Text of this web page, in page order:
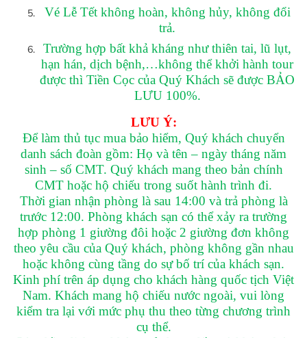
Vé Lễ Tết không hoàn, không hủy, không đổi
trả.
Trường hợp bất khả kháng như thiên tai, lũ lụt,
hạn hán, dịch bệnh,…không thể khởi hành tour
được thì Tiền Cọc của Quý Khách sẽ được BẢO
LƯU 100%.
LƯU Ý:
Để làm thủ tục mua bảo hiểm, Quý khách chuyển
danh sách đoàn gồm: Họ và tên – ngày tháng năm
sinh – số CMT. Quý khách mang theo bản chính
CMT hoặc hộ chiếu trong suốt hành trình đi.
Thời gian nhận phòng là sau 14:00 và trả phòng là
trước 12:00. Phòng khách sạn có thể xảy ra trường
hợp phòng 1 giường đôi hoặc 2 giường đơn không
theo yêu cầu của Quý khách, phòng không gần nhau
hoặc không cùng tầng do sự bố trí của khách sạn.
Kinh phí trên áp dụng cho khách hàng quốc tịch Việt
Nam. Khách mang hộ chiếu nước ngoài, vui lòng
kiểm tra lại với mức phụ thu theo từng chương trình
cụ thể.